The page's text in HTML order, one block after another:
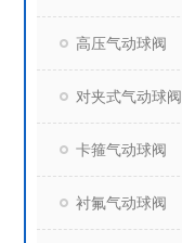
高压气动球阀
对夹式气动球阀
卡箍气动球阀
衬氟气动球阀